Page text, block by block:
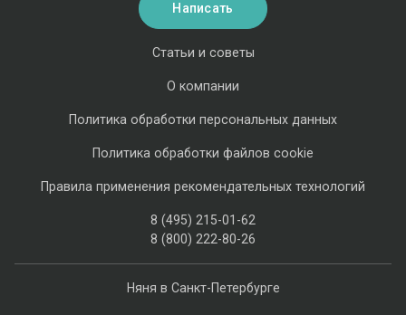
Няня в Санкт-Петербурге
Статьи и советы
О компании
Политика обработки персональных данных
Политика обработки файлов cookie
Правила применения рекомендательных технологий
8 (495) 215-01-62
8 (800) 222-80-26
Написать